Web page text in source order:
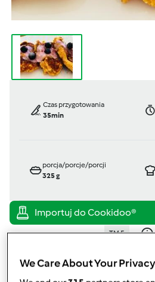
Czas przygotowania
35min
porcja/porcje/porcji
325g
TM 5
opublikowany:
zmieniono
We Care About Your Privacy